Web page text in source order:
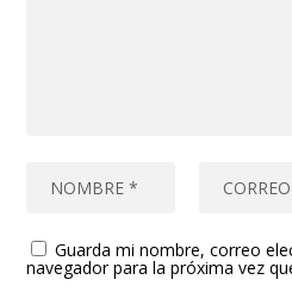
Guarda mi nombre, correo
navegador para la próxima vez